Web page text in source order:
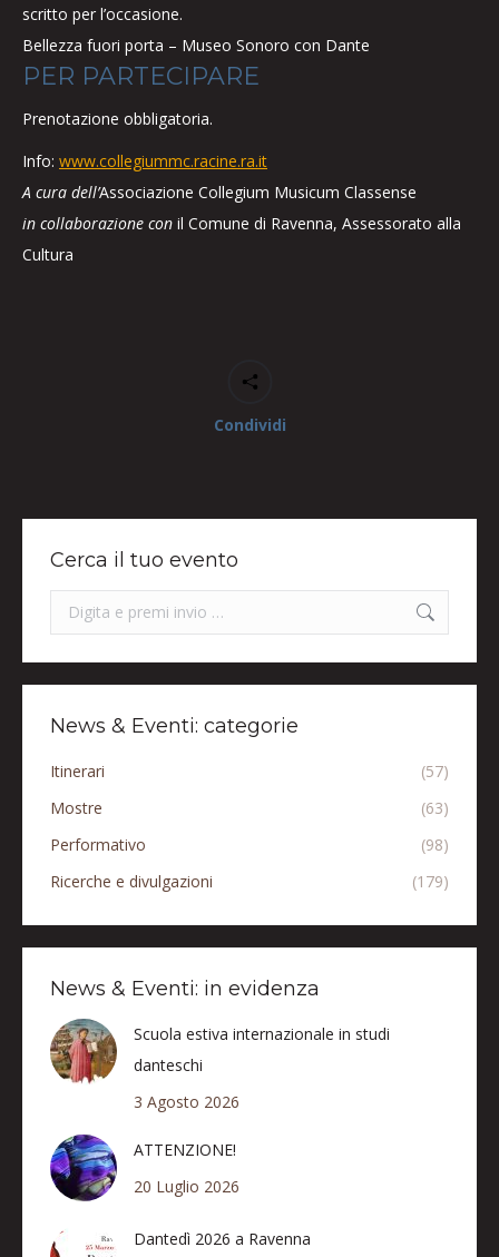
scritto per l’occasione.
Bellezza fuori porta – Museo Sonoro con Dante
PER PARTECIPARE
Prenotazione obbligatoria.
Info: www.collegiummc.racine.ra.it
A cura dell’Associazione Collegium Musicum Classense
in collaborazione con il Comune di Ravenna, Assessorato alla
Cultura
Condividi
Cerca il tuo evento
Search:
News & Eventi: categorie
Itinerari
(57)
Mostre
(63)
Performativo
(98)
Ricerche e divulgazioni
(179)
News & Eventi: in evidenza
Scuola estiva internazionale in studi
danteschi
3 Agosto 2026
ATTENZIONE!
20 Luglio 2026
Dantedì 2026 a Ravenna